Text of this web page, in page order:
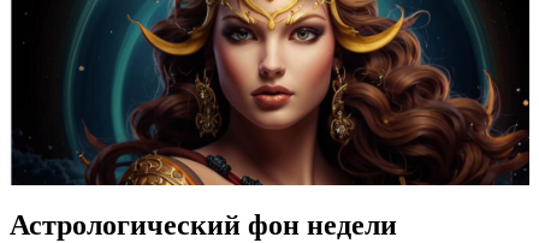
Астрологический фон недели